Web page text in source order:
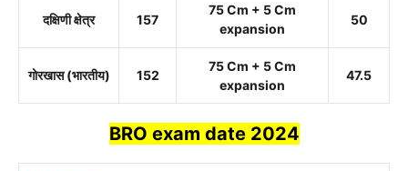
दक्षिणी क्षेत्र 157
75 Cm + 5 Cm
expansion
50
गोरखास (भारतीय) 152
75 Cm + 5 Cm
expansion
47.5
BRO exam date 2024